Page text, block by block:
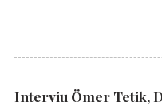
Interviu Ömer Tetik,